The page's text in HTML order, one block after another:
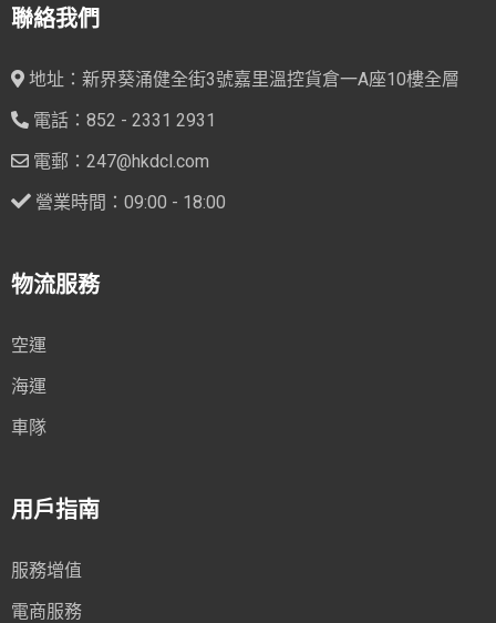
聯絡我們
地址：新界葵涌健全街3號嘉里溫控貨倉一A座10樓全層
電話：852 - 2331 2931
電郵：247@hkdcl.com
營業時間：09:00 - 18:00
物流服務
空運
海運
車隊
用戶指南
服務增值
電商服務